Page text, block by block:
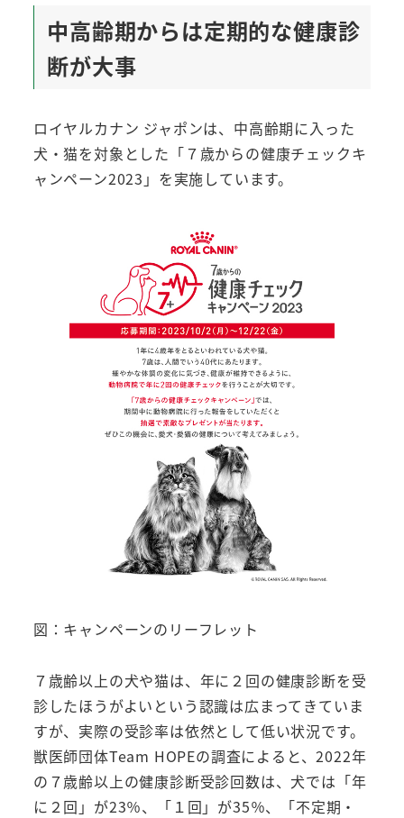
中高齢期からは定期的な健康診
断が大事
ロイヤルカナン ジャポンは、中高齢期に入った
犬・猫を対象とした「７歳からの健康チェックキ
ャンペーン2023」を実施しています。
図：キャンペーンのリーフレット
７歳齢以上の犬や猫は、年に２回の健康診断を受
診したほうがよいという認識は広まってきていま
すが、実際の受診率は依然として低い状況です。
獣医師団体Team HOPEの調査によると、2022年
の７歳齢以上の健康診断受診回数は、犬では「年
に２回」が23％、「１回」が35％、「不定期・